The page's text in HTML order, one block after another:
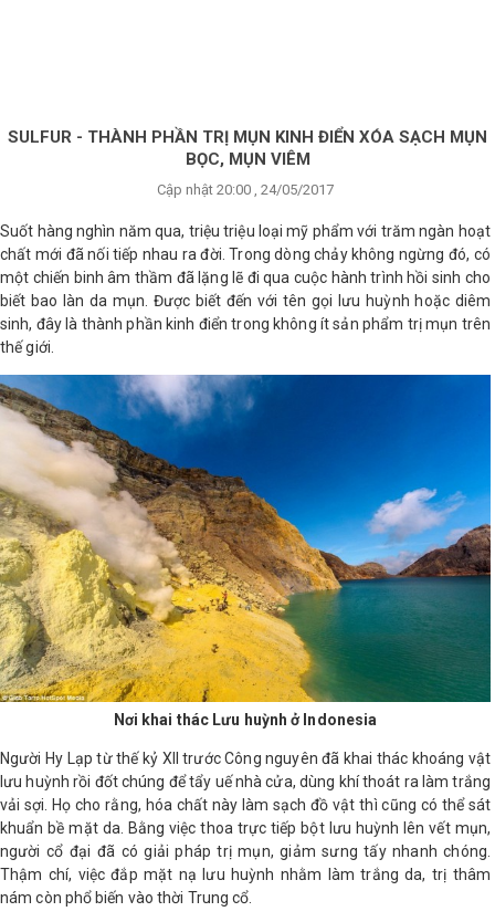
SULFUR - THÀNH PHẦN TRỊ MỤN KINH ĐIỂN XÓA SẠCH MỤN
BỌC, MỤN VIÊM
Cập nhật 20:00 , 24/05/2017
Suốt hàng nghìn năm qua, triệu triệu loại mỹ phẩm với trăm ngàn hoạt
chất mới đã nối tiếp nhau ra đời. Trong dòng chảy không ngừng đó, có
một chiến binh âm thầm đã lặng lẽ đi qua cuộc hành trình hồi sinh cho
biết bao làn da mụn. Được biết đến với tên gọi lưu huỳnh hoặc diêm
sinh, đây là thành phần kinh điển trong không ít sản phẩm trị mụn trên
thế giới.
Nơi khai thác Lưu huỳnh ở Indonesia
Người Hy Lạp từ thế kỷ XII trước Công nguyên đã khai thác khoáng vật
lưu huỳnh rồi đốt chúng để tẩy uế nhà cửa, dùng khí thoát ra làm trắng
vải sợi. Họ cho rằng, hóa chất này làm sạch đồ vật thì cũng có thể sát
khuẩn bề mặt da. Bằng việc thoa trực tiếp bột lưu huỳnh lên vết mụn,
người cổ đại đã có giải pháp trị mụn, giảm sưng tấy nhanh chóng.
Thậm chí, việc đắp mặt nạ lưu huỳnh nhằm làm trắng da, trị thâm
nám còn phổ biến vào thời Trung cổ.